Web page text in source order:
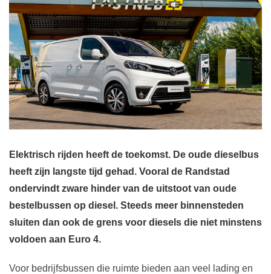
Elektrisch rijden heeft de toekomst. De oude dieselbus
heeft zijn langste tijd gehad. Vooral de Randstad
ondervindt zware hinder van de uitstoot van oude
bestelbussen op diesel. Steeds meer binnensteden
sluiten dan ook de grens voor diesels die niet minstens
voldoen aan Euro 4.
Voor bedrijfsbussen die ruimte bieden aan veel lading en